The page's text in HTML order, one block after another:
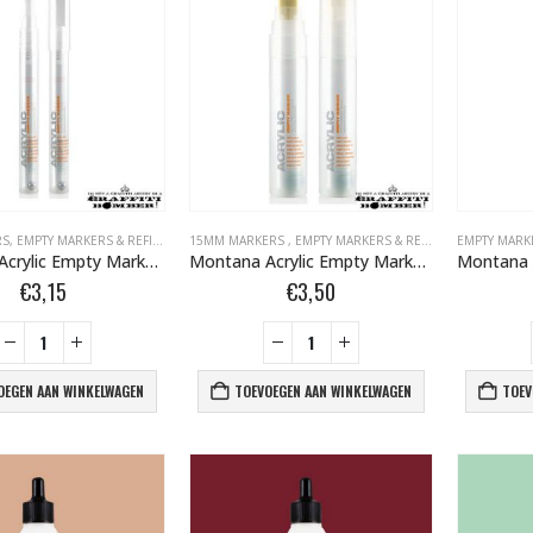
, EMPTY MARKERS & REFILLS LEGE MARKERS + REFILLS + TIPS BOMBER.NL MARKERS
Montana Acrylic Empty Marker 1.0 mm 324734.1
€3,15
AAN WINKELWAGEN
15MM MARKERS , EMPTY MARKERS & REFILLS LEGE
Montana Acrylic Empty Marker 15mm 324055
€3,50
TOEVOEGEN AAN WINKELWAGEN
EMPTY